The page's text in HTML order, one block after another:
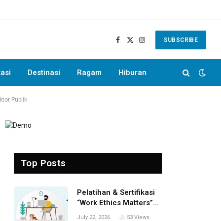
Facebook
X
Instagram
SUBSCRIBE
Destinasi Ragam Hiburan
Publik
Top Posts
Pelatihan & Sertifikasi
“Work Ethics Matters”
(CWEM) Batch 1 Resmi
July 22, 2026 53 Views